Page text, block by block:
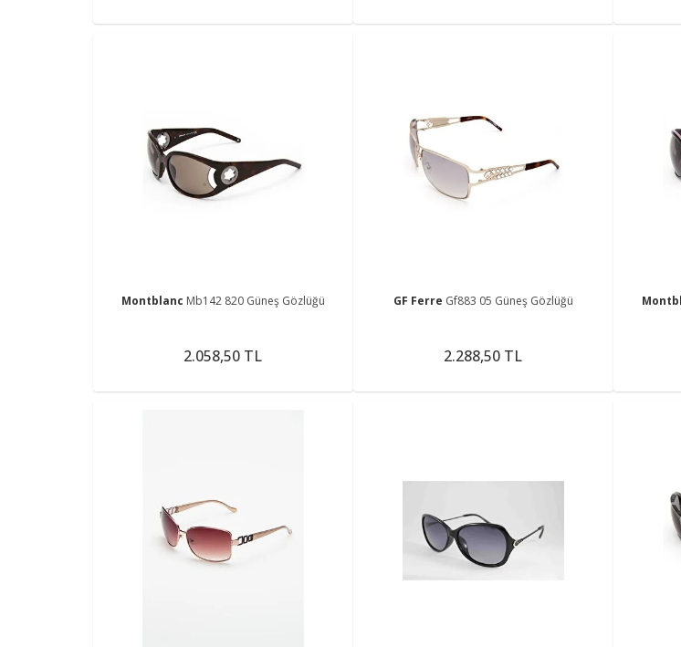
Montblanc Mb142 820 Güneş Gözlüğü
2.058,50 TL
GF Ferre Gf883 05 Güneş Gözlüğü
2.288,50 TL